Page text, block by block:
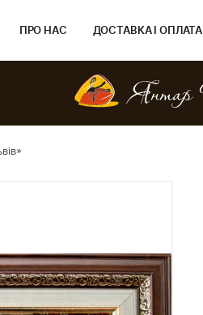
ПРО НАС ДОСТАВКА І ОПЛАТА